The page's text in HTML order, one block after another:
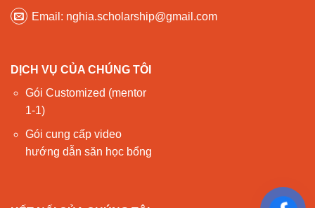
Email: nghia.scholarship@gmail.com
DỊCH VỤ CỦA CHÚNG TÔI
Gói Customized (mentor
1-1)
Gói cung cấp video
hướng dẫn săn học bổng